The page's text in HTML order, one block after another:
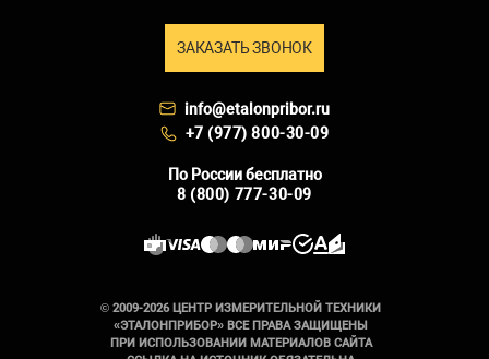
ЗАКАЗАТЬ ЗВОНОК
info@etalonpribor.ru
+7 (977) 800-30-09
По России бесплатно
8 (800) 777-30-09
© 2009-2026 ЦЕНТР ИЗМЕРИТЕЛЬНОЙ ТЕХНИКИ
«ЭТАЛОНПРИБОР» ВСЕ ПРАВА ЗАЩИЩЕНЫ
ПРИ ИСПОЛЬЗОВАНИИ МАТЕРИАЛОВ САЙТА